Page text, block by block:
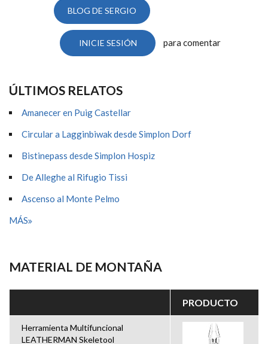
BLOG DE SERGIO
INICIE SESIÓN para comentar
ÚLTIMOS RELATOS
Amanecer en Puig Castellar
Circular a Lagginbiwak desde Simplon Dorf
Bistinepass desde Simplon Hospiz
De Alleghe al Rifugio Tissi
Ascenso al Monte Pelmo
MÁS
MATERIAL DE MONTAÑA
PRODUCTO
Herramienta Multifuncional
LEATHERMAN Skeletool